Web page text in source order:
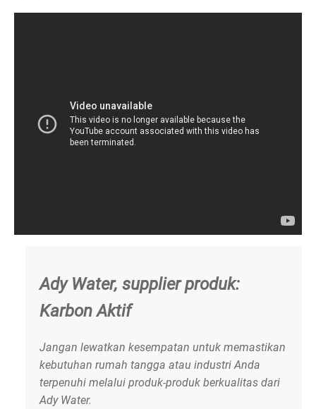
Ady Water, supplier produk:
Karbon Aktif
Jangan lewatkan kesempatan untuk memastikan
kebutuhan rumah tangga atau industri Anda
terpenuhi melalui produk-produk berkualitas dari
Ady Water.